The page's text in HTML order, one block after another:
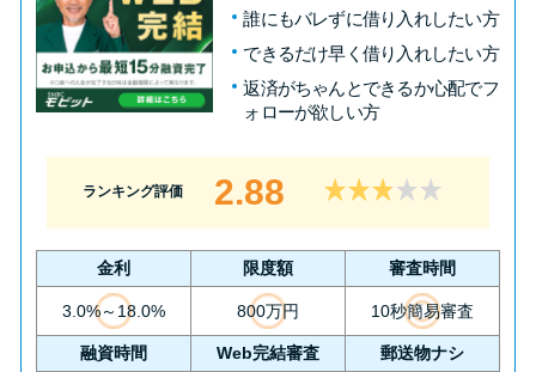
誰にもバレずに借り入れしたい方
できるだけ早く借り入れしたい方
返済がちゃんとできるか心配でフ
ォローが欲しい方
ランキング評価 2.88
金利 限度額 審査時間
3.0%～18.0% 800万円 10秒簡易審査
融資時間 Web完結審査 郵送物ナシ